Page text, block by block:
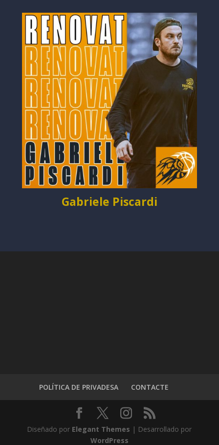
Gabriele Piscardi
POLÍTICA DE PRIVADESA CONTACTE
Diseñado por Elegant Themes | Desarrollado por
WordPress